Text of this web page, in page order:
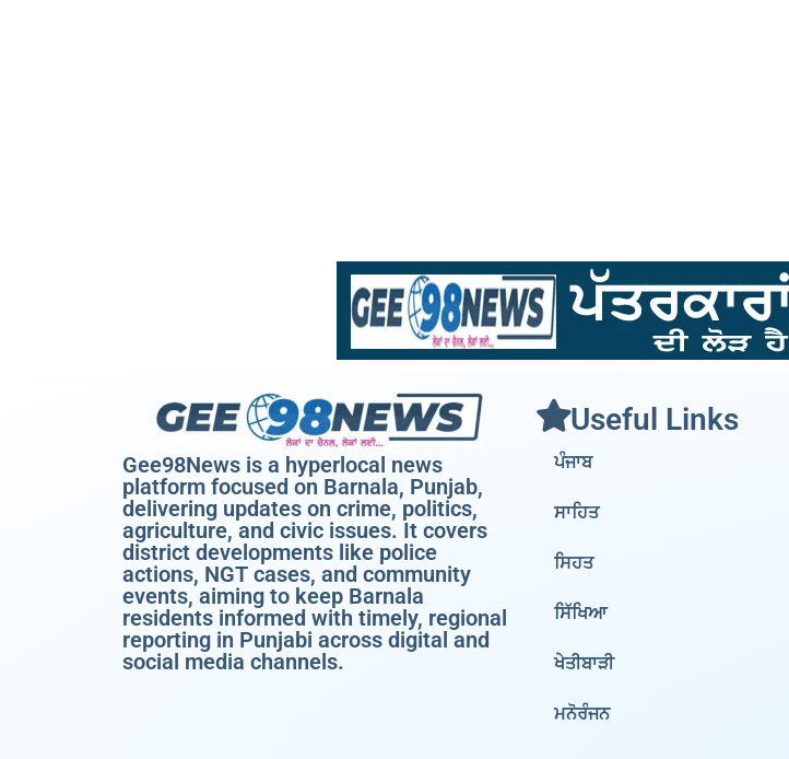
Gee98News is a hyperlocal news
platform focused on Barnala, Punjab,
delivering updates on crime, politics,
agriculture, and civic issues. It covers
district developments like police
actions, NGT cases, and community
events, aiming to keep Barnala
residents informed with timely, regional
reporting in Punjabi across digital and
social media channels.
Useful Links
ਪੰਜਾਬ
ਸਾਹਿਤ
ਸਿਹਤ
ਸਿੱਖਿਆ
ਖੇਤੀਬਾੜੀ
ਮਨੋਰੰਜਨ